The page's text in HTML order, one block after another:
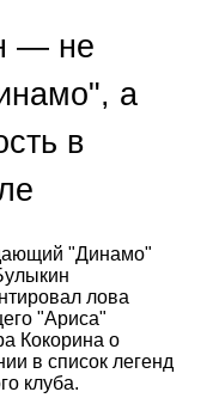
— не
а
в
"Динамо"
лова
"Ариса"
Кокорина о
в список легенд
клуба.